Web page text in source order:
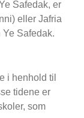
Safedak, er
eller Jafria
Safedak.
i henhold til
tidene er
som